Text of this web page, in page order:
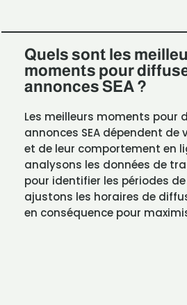
Quels sont les
moments pour
annonces SEA ?
Les meilleurs moments pour
annonces SEA dépendent de
et de leur comportement en
analysons les données de
pour identifier les périodes
ajustons les horaires de
en conséquence pour